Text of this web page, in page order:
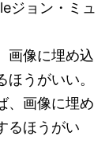
ジョン・ミュ
画像に埋め込
うがいい。
、画像に埋め
るほうがい